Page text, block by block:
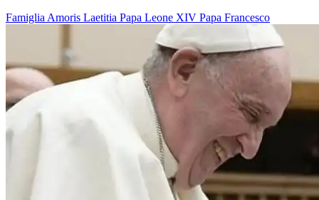
Famiglia Amoris Laetitia Papa Leone XIV Papa Francesco